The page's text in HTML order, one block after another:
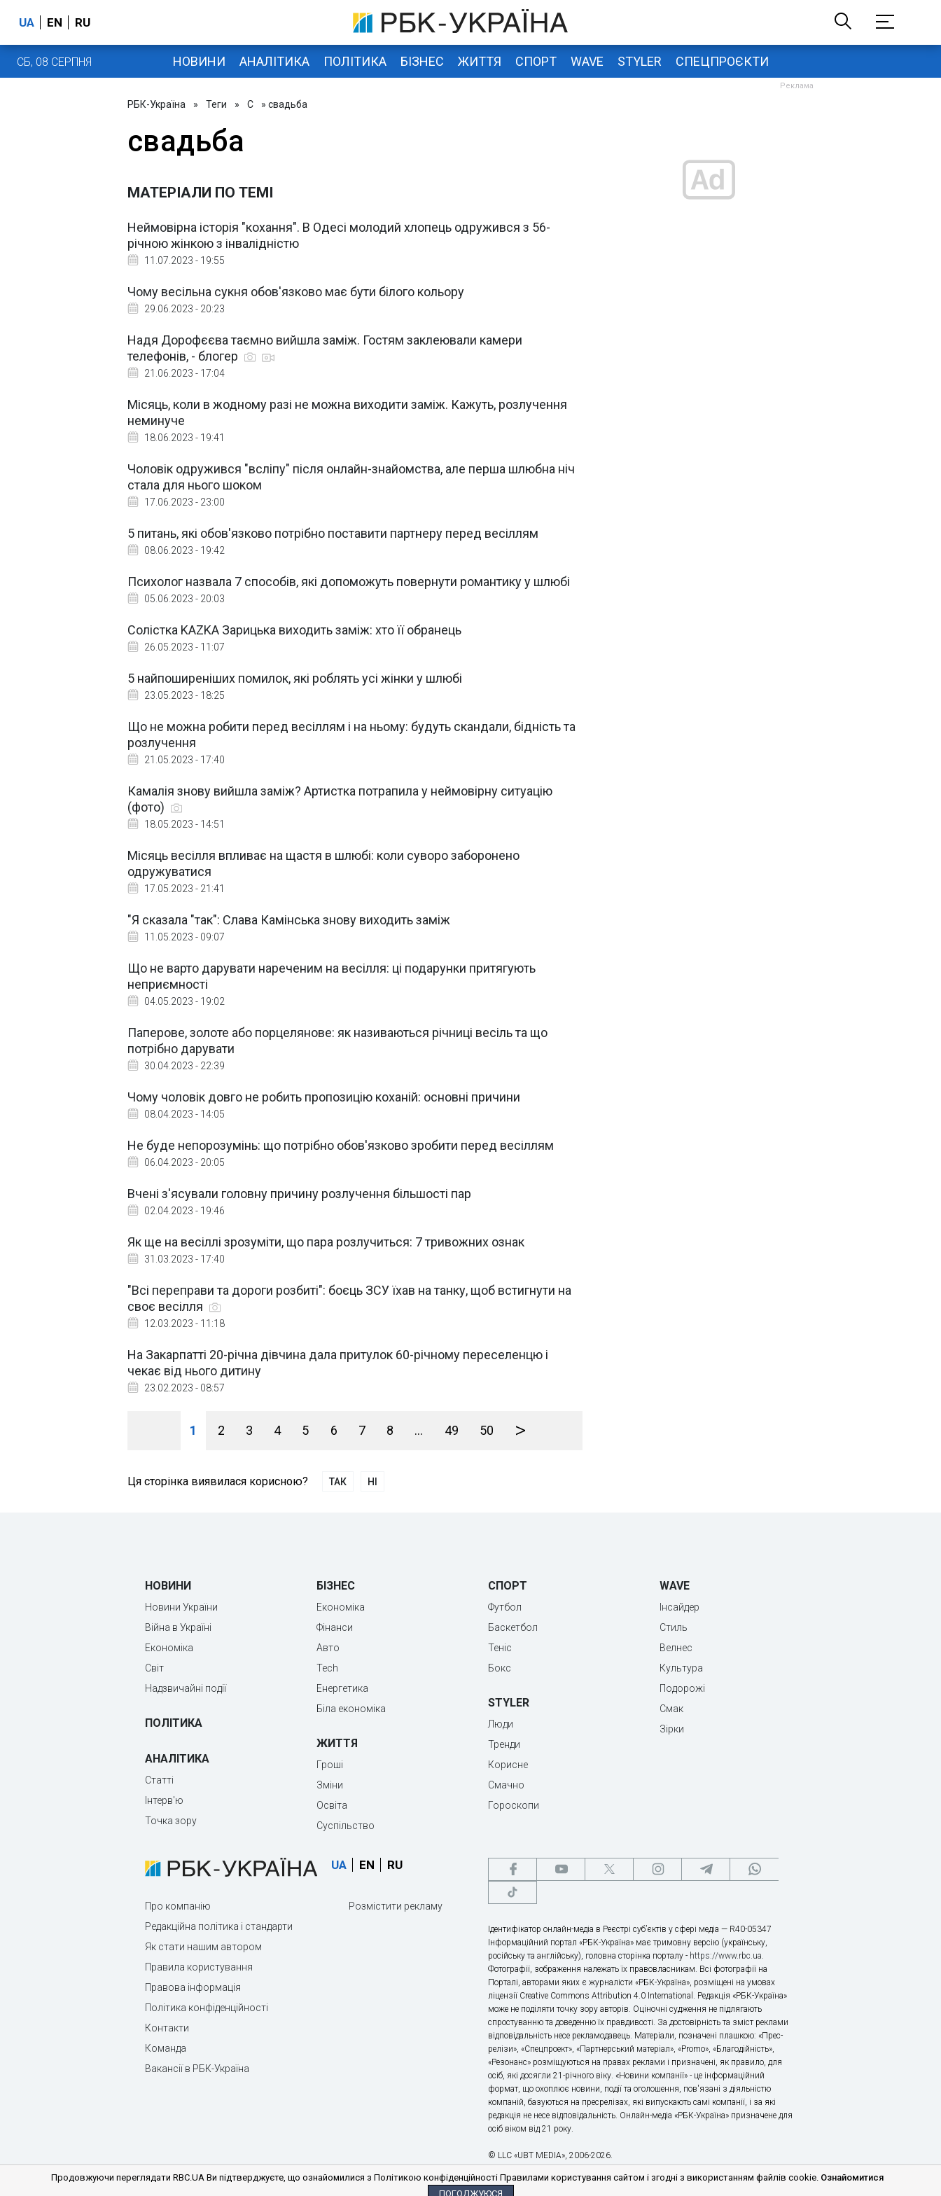
UA EN RU
СБ, 08 СЕРПНЯ НОВИНИ АНАЛІТИКА ПОЛІТИКА БІЗНЕС ЖИТТЯ СПОРТ WAVE STYLER СПЕЦПРОЄКТИ
РБК-Україна » Теги » С » свадьба
свадьба
МАТЕРІАЛИ ПО ТЕМІ
Неймовірна історія "кохання". В Одесі молодий хлопець одружився з 56-
річною жінкою з інвалідністю
11.07.2023 - 19:55
Чому весільна сукня обов'язково має бути білого кольору
29.06.2023 - 20:23
Надя Дорофєєва таємно вийшла заміж. Гостям заклеювали камери
телефонів, - блогер
21.06.2023 - 17:04
Місяць, коли в жодному разі не можна виходити заміж. Кажуть, розлучення
неминуче
18.06.2023 - 19:41
Чоловік одружився "всліпу" після онлайн-знайомства, але перша шлюбна ніч
стала для нього шоком
17.06.2023 - 23:00
5 питань, які обов'язково потрібно поставити партнеру перед весіллям
08.06.2023 - 19:42
Психолог назвала 7 способів, які допоможуть повернути романтику у шлюбі
05.06.2023 - 20:03
Солістка KAZKA Зарицька виходить заміж: хто її обранець
26.05.2023 - 11:07
5 найпоширеніших помилок, які роблять усі жінки у шлюбі
23.05.2023 - 18:25
Що не можна робити перед весіллям і на ньому: будуть скандали, бідність та
розлучення
21.05.2023 - 17:40
Камалія знову вийшла заміж? Артистка потрапила у неймовірну ситуацію
(фото)
18.05.2023 - 14:51
Місяць весілля впливає на щастя в шлюбі: коли суворо заборонено
одружуватися
17.05.2023 - 21:41
"Я сказала "так": Слава Камінська знову виходить заміж
11.05.2023 - 09:07
Що не варто дарувати нареченим на весілля: ці подарунки притягують
неприємності
04.05.2023 - 19:02
Паперове, золоте або порцелянове: як називаються річниці весіль та що
потрібно дарувати
30.04.2023 - 22:39
Чому чоловік довго не робить пропозицію коханій: основні причини
08.04.2023 - 14:05
Не буде непорозумінь: що потрібно обов'язково зробити перед весіллям
06.04.2023 - 20:05
Вчені з'ясували головну причину розлучення більшості пар
02.04.2023 - 19:46
Як ще на весіллі зрозуміти, що пара розлучиться: 7 тривожних ознак
31.03.2023 - 17:40
"Всі переправи та дороги розбиті": боєць ЗСУ їхав на танку, щоб встигнути на
своє весілля
12.03.2023 - 11:18
На Закарпатті 20-річна дівчина дала притулок 60-річному переселенцю і
чекає від нього дитину
23.02.2023 - 08:57
1 2 3 4 5 6 7 8 ... 49 50 >
Ця сторінка виявилася корисною? ТАК НІ
НОВИНИ
Новини України
Війна в Україні
Економіка
Світ
Надзвичайні події
ПОЛІТИКА
АНАЛІТИКА
Статті
Інтерв'ю
Точка зору
БІЗНЕС
Економіка
Фінанси
Авто
Tech
Енергетика
Біла економіка
ЖИТТЯ
Гроші
Зміни
Освіта
Суспільство
СПОРТ
Футбол
Баскетбол
Теніс
Бокс
STYLER
Люди
Тренди
Корисне
Смачно
Гороскопи
WAVE
Інсайдер
Стиль
Велнес
Культура
Подорожі
Смак
Зірки
UA EN RU
Про компанію
Редакційна політика і стандарти
Як стати нашим автором
Правила користування
Правова інформація
Політика конфіденційності
Контакти
Команда
Вакансії в РБК-Україна
Розмістити рекламу
Ідентифікатор онлайн-медіа в Реєстрі суб’єктів у сфері медіа — R40-05347
Інформаційний портал «РБК-Україна» має тримовну версію (українську,
російську та англійську), головна сторінка порталу - https://www.rbc.ua.
Фотографії, зображення належать їх правовласникам. Всі фотографії на
Порталі, авторами яких є журналісти «РБК-Україна», розміщені на умовах
ліцензії Creative Commons Attribution 4.0 International. Редакція «РБК-Україна»
може не поділяти точку зору авторів. Оціночні судження не підлягають
спростуванню та доведенню їх правдивості. За достовірність та зміст реклами
відповідальність несе рекламодавець. Матеріали, позначені плашкою: «Прес-
релізи», «Спецпроект», «Партнерський матеріал», «Promo», «Благодійність»,
«Резонанс» розміщуються на правах реклами і призначені, як правило, для
осіб, які досягли 21-річного віку. «Новини компанії» - це інформаційний
формат, що охоплює новини, події та оголошення, пов'язані з діяльністю
компаній, базуються на пресрелізах, які випускають самі компанії, і за які
редакція не несе відповідальність. Онлайн-медіа «РБК-Україна» призначене для
осіб віком від 21 року.
© LLC «UBT MEDIA», 2006-2026.
Продовжуючи переглядати RBC.UA Ви підтверджуєте, що ознайомилися з Політикою конфіденційності Правилами користування сайтом і згодні з використанням файлів cookie. Ознайомитися
ПОГОДЖУЮСЯ